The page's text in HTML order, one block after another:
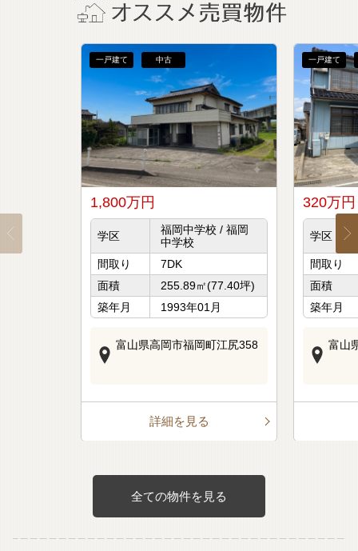
一戸建て 中古
1,800万円
学区
福岡中学校 / 福岡
中学校
間取り
7DK
面積
255.89㎡(77.40坪)
築年月
1993年01月
富山県高岡市福岡町江尻358
詳細を見る
一戸建て
320万円
学区
間取り
面積
築年月
富山
全ての物件を見る